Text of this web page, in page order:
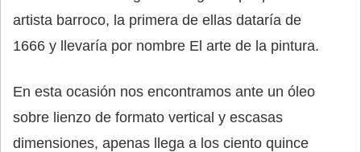
artista barroco, la primera de ellas dataría de
1666 y llevaría por nombre El arte de la pintura.
En esta ocasión nos encontramos ante un óleo
sobre lienzo de formato vertical y escasas
dimensiones, apenas llega a los ciento quince